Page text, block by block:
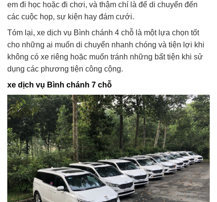
em đi học hoặc đi chơi, và thậm chí là để di chuyển đến
các cuộc họp, sự kiện hay đám cưới.
Tóm lại, xe dịch vụ Bình chánh 4 chỗ là một lựa chọn tốt
cho những ai muốn di chuyển nhanh chóng và tiện lợi khi
không có xe riêng hoặc muốn tránh những bất tiện khi sử
dụng các phương tiện công cộng.
xe dịch vụ Bình chánh 7 chỗ